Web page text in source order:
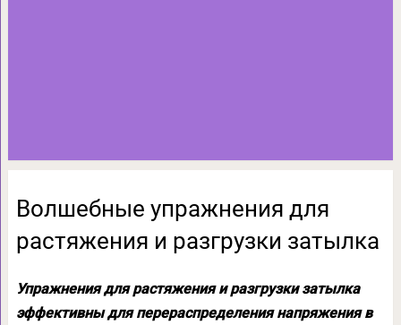
Волшебные упражнения для
растяжения и разгрузки затылка
Упражнения для растяжения и разгрузки затылка
эффективны для перераспределения напряжения в